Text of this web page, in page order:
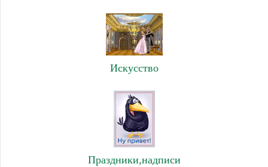
Искусство
Праздники,надписи